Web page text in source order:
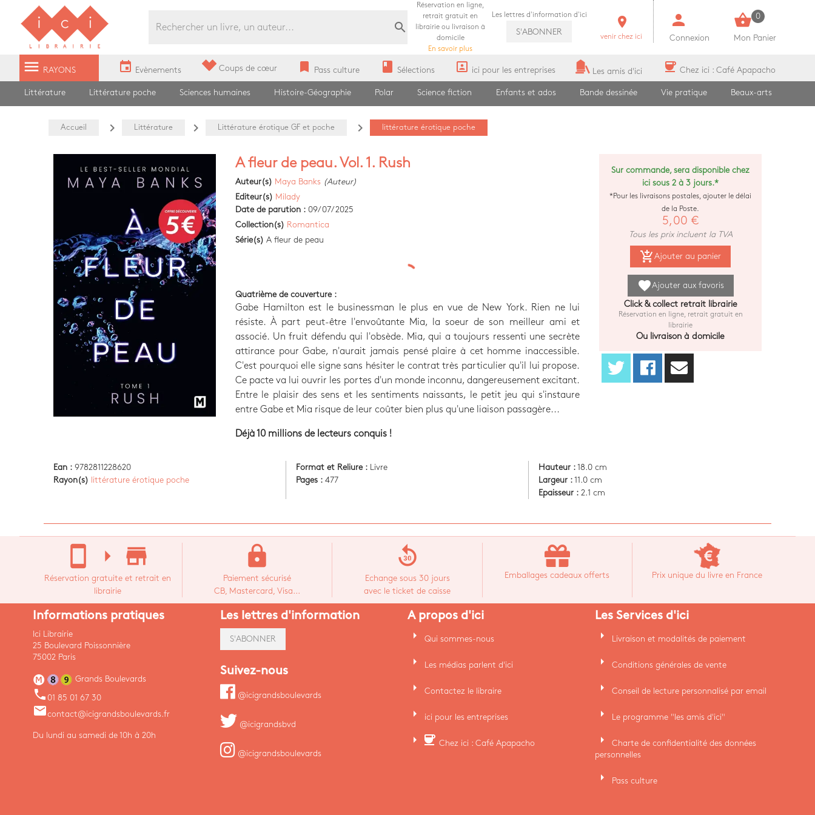
Librairie Ici Grands Boulevards
search
Réservation en ligne,
retrait gratuit en
librairie ou livraison à
domicile
En savoir plus
Les lettres d'information d'ici
S'ABONNER
room
venir chez ici
person
Connexion
shopping_basket 0
Mon Panier
menu RAYONS event Evènements Coups de cœur bookmark Pass culture book Sélections portrait ici pour les entreprises Les amis d'ici coffee Chez ici : Café Apapacho
Littérature Littérature poche Sciences humaines Histoire-Géographie Polar Science fiction Enfants et ados Bande dessinée Vie pratique Beaux-arts
Accueil navigate_next Littérature navigate_next Littérature érotique GF et poche navigate_next littérature érotique poche
A fleur de peau. Vol. 1. Rush
Auteur(s) Maya Banks (Auteur)
Editeur(s) Milady
Date de parution : 09/07/2025
Collection(s) Romantica
Série(s) A fleur de peau
Quatrième de couverture :
Gabe Hamilton est le businessman le plus en vue de New York. Rien ne lui
résiste. À part peut-être l'envoûtante Mia, la soeur de son meilleur ami et
associé. Un fruit défendu qui l'obsède. Mia, qui a toujours ressenti une secrète
attirance pour Gabe, n'aurait jamais pensé plaire à cet homme inaccessible.
C'est pourquoi elle signe sans hésiter le contrat très particulier qu'il lui propose.
Ce pacte va lui ouvrir les portes d'un monde inconnu, dangereusement excitant.
Entre le plaisir des sens et les sentiments naissants, le petit jeu qui s'instaure
entre Gabe et Mia risque de leur coûter bien plus qu'une liaison passagère...
Déjà 10 millions de lecteurs conquis !
Sur commande, sera disponible chez
ici sous 2 à 3 jours.*
*Pour les livraisons postales, ajouter le délai
de la Poste.
5,00 €
Tous les prix incluent la TVA
add_shopping_cart Ajouter au panier
favoriteAjouter aux favoris
Click & collect retrait librairie
Réservation en ligne, retrait gratuit en
librairie
Ou livraison à domicile
Ean : 9782811228620
Rayon(s)
littérature érotique poche
Format et Reliure :
Livre
Pages : 477
Hauteur : 18.0 cm
Largeur : 11.0 cm
Epaisseur : 2.1 cm
stay_current_portrait arrow_right store_mall_directory
Réservation gratuite et retrait en
librairie
lock
Paiement sécurisé
CB, Mastercard, Visa...
replay_30
Echange sous 30 jours
avec le ticket de caisse
Emballages cadeaux offerts Prix unique du livre en France
Informations pratiques
Ici Librairie
25 Boulevard Poissonnière
75002 Paris
Grands Boulevards
phone 01 85 01 67 30
emailcontact@icigrandsboulevards.fr
Du lundi au samedi de 10h à 20h
Les lettres d'information
S'ABONNER
Suivez-nous
@icigrandsboulevards
@icigrandsbvd
@icigrandsboulevards
A propos d'ici
arrow_right Qui sommes-nous
arrow_right Les médias parlent d'ici
arrow_right Contactez le libraire
arrow_right ici pour les entreprises
arrow_right coffee Chez ici : Café Apapacho
Les Services d'ici
arrow_right Livraison et modalités de paiement
arrow_right Conditions générales de vente
arrow_right Conseil de lecture personnalisé par email
arrow_right Le programme "les amis d'ici"
arrow_right
Charte de confidentialité des données
personnelles
arrow_right Pass culture